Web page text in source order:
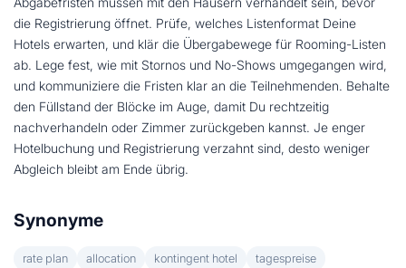
die Registrierung öffnet. Prüfe, welches Listenformat Deine
Hotels erwarten, und klär die Übergabewege für Rooming-Listen
ab. Lege fest, wie mit Stornos und No-Shows umgegangen wird,
und kommuniziere die Fristen klar an die Teilnehmenden. Behalte
den Füllstand der Blöcke im Auge, damit Du rechtzeitig
nachverhandeln oder Zimmer zurückgeben kannst. Je enger
Hotelbuchung und Registrierung verzahnt sind, desto weniger
Abgleich bleibt am Ende übrig.
Synonyme
rate plan allocation kontingent hotel tagespreise